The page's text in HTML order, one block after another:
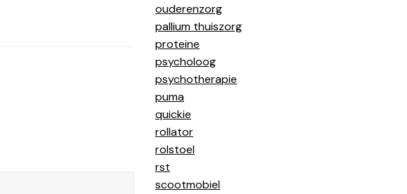
ouderenzorg
pallium thuiszorg
proteine
psycholoog
psychotherapie
puma
quickie
rollator
rolstoel
rst
scootmobiel